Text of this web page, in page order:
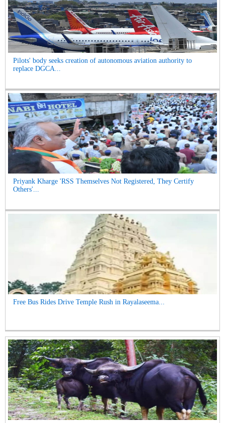
Pilots' body seeks creation of autonomous aviation authority to
replace DGCA...
Priyank Kharge 'RSS Themselves Not Registered, They Certify
Others'...
Free Bus Rides Drive Temple Rush in Rayalaseema...